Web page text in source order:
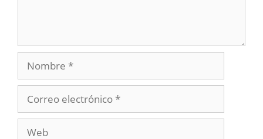
Nombre
electrónico